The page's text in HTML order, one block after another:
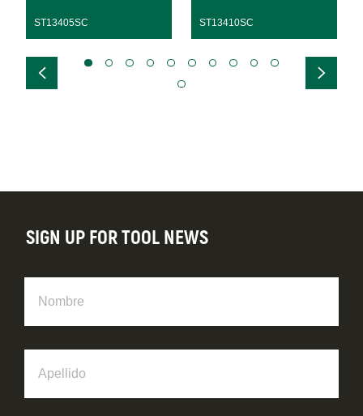
ST13405SC ST13410SC
SIGN UP FOR TOOL NEWS